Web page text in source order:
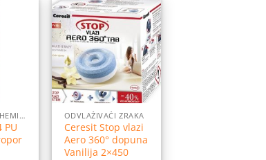
GRAĐEVINSKA HEMIJA
PU
Dodaj
listu
želja
ODVLAŽIVAČI ZRAKA
Ceresit Stop vlazi
Aero 360° dopuna
Vanilija 2×450